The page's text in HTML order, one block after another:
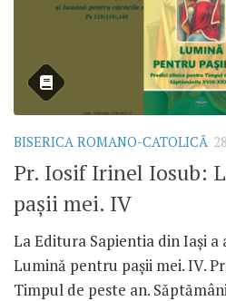
BISERICA ROMANO-CATOLICĂ
Pr. Iosif Irinel Iosub:
pașii mei. IV
La Editura Sapientia din Iași
Lumină pentru pașii mei. IV.
Timpul de peste an.